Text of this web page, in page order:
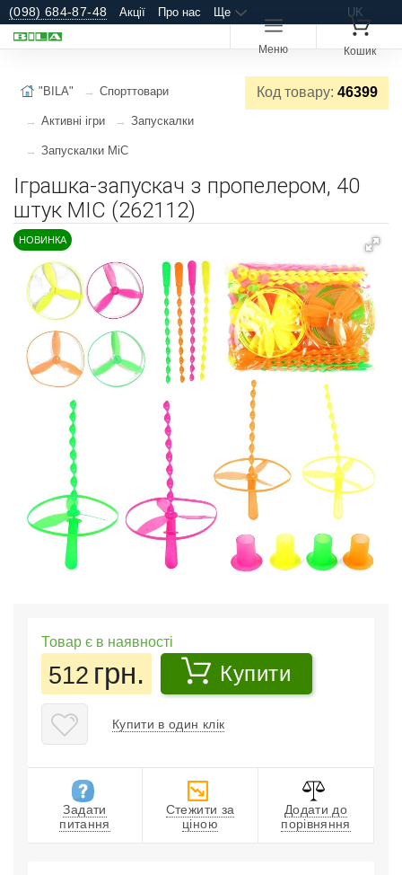
(098) 684-87-48 Акції Про нас Ще UK
Меню Кошик
Код товару: 46399
"BILA" Спорттовари
Активні ігри Запускалки
Запускалки MiC
Іграшка-запускач з пропелером, 40
штук MIC (262112)
НОВИНКА
Товар є в наявності
512 грн. Купити
Купити в один клік
Задати
питання
Стежити за
ціною
Додати до
порівняння